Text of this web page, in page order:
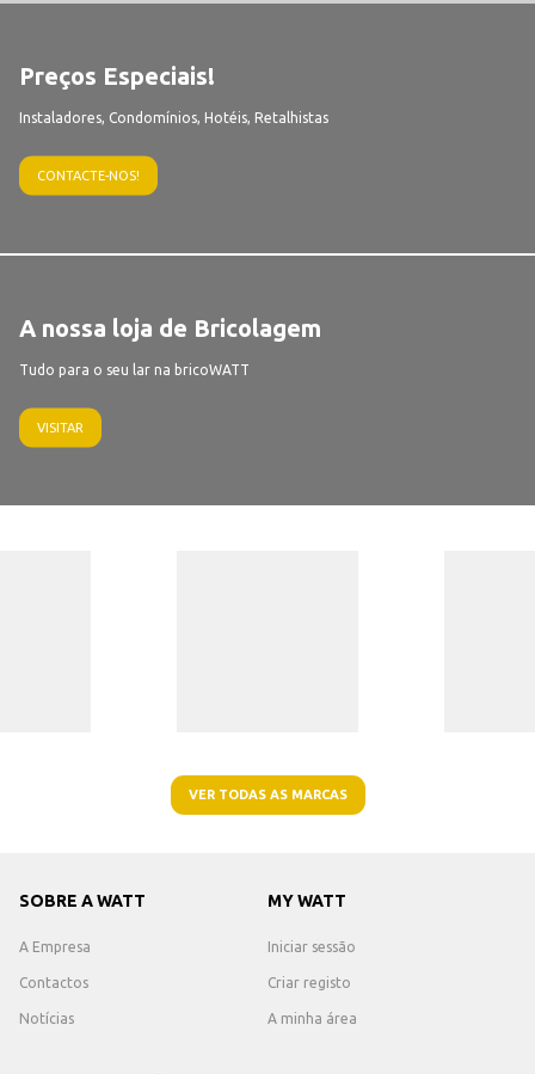
Preços Especiais!
Instaladores, Condomínios, Hotéis, Retalhistas
CONTACTE-NOS!
A nossa loja de Bricolagem
Tudo para o seu lar na bricoWATT
VISITAR
VER TODAS AS MARCAS
SOBRE A WATT
A Empresa
Contactos
Notícias
MY WATT
Iniciar sessão
Criar registo
A minha área